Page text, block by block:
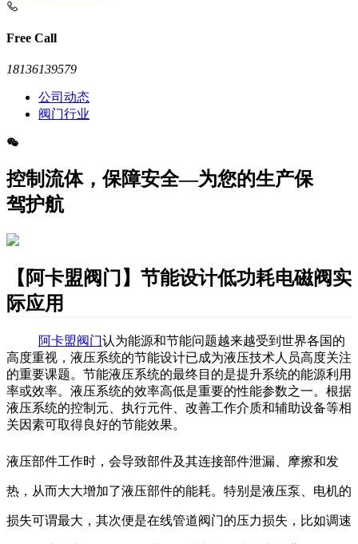
Free Call
18136139579
公司动态
阀门行业
控制流体，保障安全—为您的生产保
驾护航
【阿卡盟阀门】节能设计低功耗电磁阀实
际应用
阿卡盟阀门认为能源和节能问题越来越受到 世界各国的
高度重视，液压系统的节能设计已成为液压技术人员高度关注
的重要课题。节能液压系统的最终目的是提升系统的能源利用
率或效率。液压系统的效率高低是重要的性能参数之一。根据
液压系统的控制元、执行元件、改善工作介质和辅助设备等相
关因素可取得良好的节能效果。
液压部件工作时，会导致部件及其连接部件泄漏、摩擦和发
热 ， 从而大大增加了液压部件的能耗。 特别 是液压泵、电机的
损失可谓最大，其次便是在线管道阀门的压力损失， 比如调速